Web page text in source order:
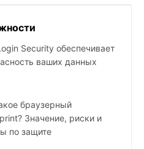
Security обеспечивает
ваших данных
браузерный
Значение, риски и
по защите